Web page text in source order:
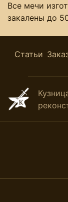
Все мечи
закалены до
Статьи